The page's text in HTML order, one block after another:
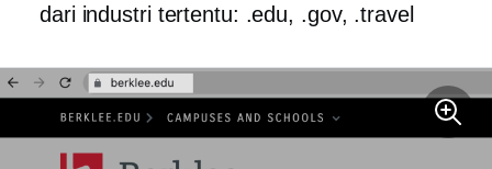
dari industri tertentu: .edu, .gov, .travel